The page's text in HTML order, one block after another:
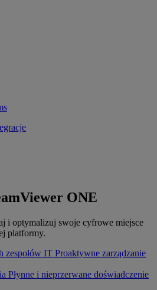
ONE
i optymalizuj swoje cyfrowe miejsce
platformy.
zespołów IT Proaktywne zarządzanie
Płynne i nieprzerwane doświadczenie